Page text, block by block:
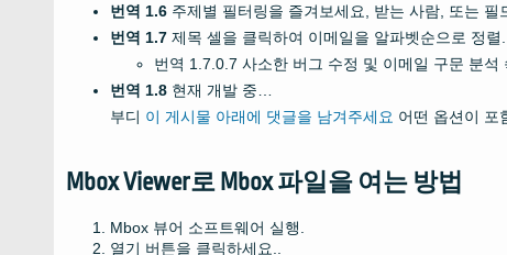
번역 1.6 주제별 필터링을 즐겨보세요, 받는 사람, 또는 필
번역 1.7 제목 셀을 클릭하여 이메일을 알파벳순으로 정렬.
번역 1.7.0.7 사소한 버그 수정 및 이메일 구문 분석
번역 1.8 현재 개발 중…
부디 이 게시물 아래에 댓글을 남겨주세요 어떤 옵션이 포
Mbox Viewer로 Mbox 파일을 여는 방법
Mbox 뷰어 소프트웨어 실행.
열기 버튼을 클릭하세요..